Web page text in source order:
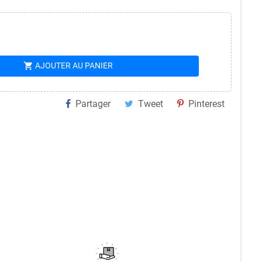
shopping_cart AJOUTER AU PANIER
Partager Tweet Pinterest